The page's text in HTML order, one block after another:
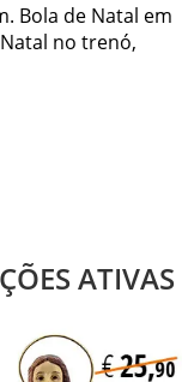
Bola de Natal em
no trenó,
ATIVAS